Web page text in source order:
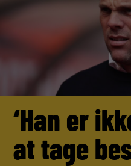
‘Han er
at tage